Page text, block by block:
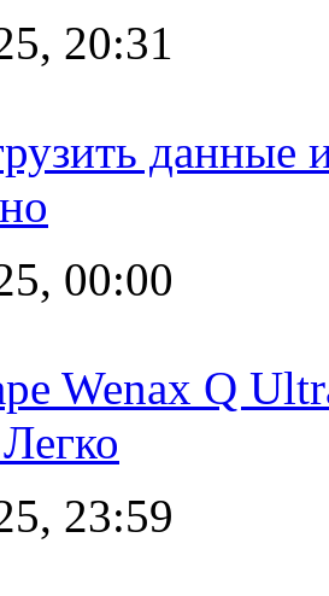
20:31
данные
00:00
Wenax Q
23:59